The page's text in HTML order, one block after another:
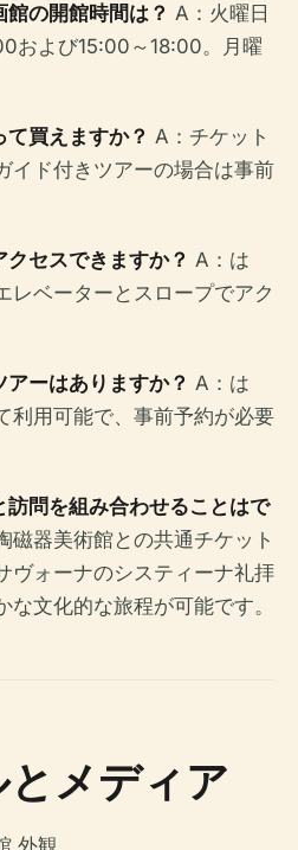
の開館時間は？ A：火曜日
および15:00～18:00。月曜
買えますか？ A：チケット
イド付きツアーの場合は事前
セスできますか？ A：は
レベーターとスロープでアク
ーはありますか？ A：は
利用可能で、事前予約が必要
問を組み合わせることはで
磁器美術館との共通チケット
ヴォーナのシスティーナ礼拝
文化的な旅程が可能です。
メディア